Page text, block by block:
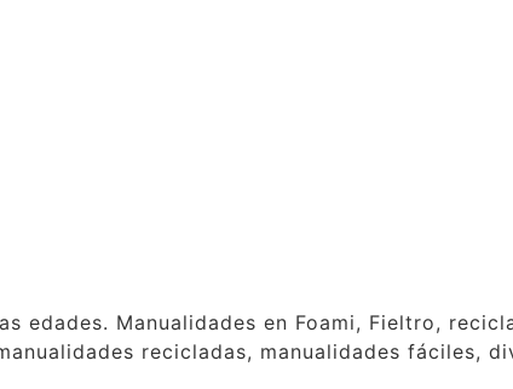
edades. Manualidades en Foami, Fieltro,
recicladas, manualidades fáciles,